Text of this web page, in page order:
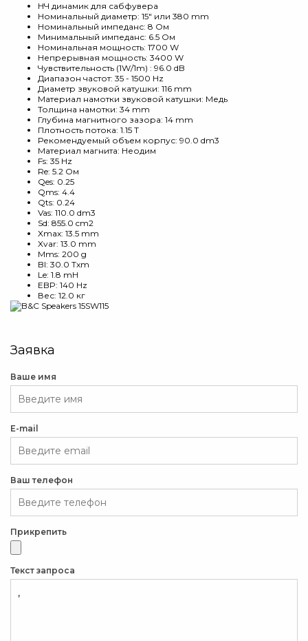
НЧ динамик для сабфувера
Номинальный диаметр: 15" или 380 mm
Номинальный импеданс: 8 Ом
Минимальный импеданс: 6.5 Ом
Номинальная мощность: 1700 W
Непрерывная мощность: 3400 W
Чувствительность (1W/1m) : 96.0 dB
Диапазон частот: 35 - 1500 Hz
Диаметр звуковой катушки: 116 mm
Материал намотки звуковой катушки: Медь
Толщина намотки: 34 mm
Глубина магнитного зазора: 14 mm
Плотность потока: 1.15 T
Рекомендуемый объем корпус: 90.0 dm3
Материал магнита: Неодим
Fs: 35 Hz
Re: 5.2 Ом
Qes: 0.25
Qms: 4.4
Qts: 0.24
Vas: 110.0 dm3
Sd: 855.0 cm2
Xmax: 13.5 mm
Xvar: 13.0 mm
Mms: 200 g
Bl: 30.0 Txm
Le: 1.8 mH
EBP: 140 Hz
Вес: 12.0 кг
Заявка
Ваше имя
E-mail
Ваш телефон
Прикрепить
Текст запроса